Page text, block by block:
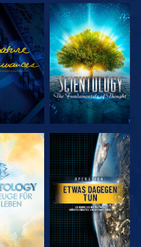
SERIE
ENTDECKEN
ANSEHEN